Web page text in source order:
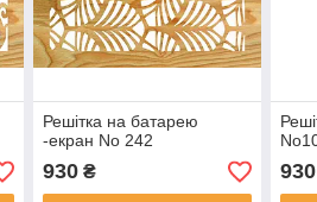
Решітка на батарею
-екран No 242
930₴ 930